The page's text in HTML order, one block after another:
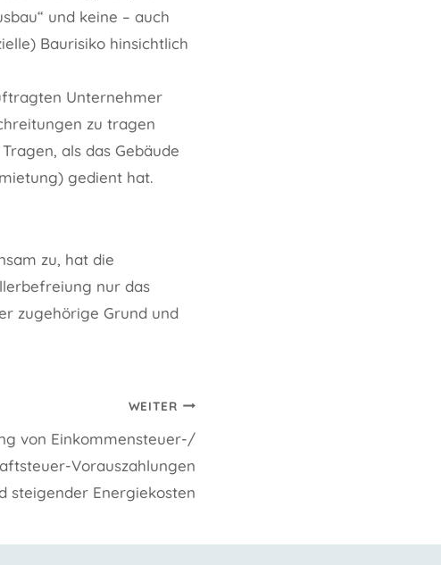
und keine – auch
Baurisiko hinsichtlich
Unternehmer
zu tragen
als das Gebäude
gedient hat.
zu, hat die
nur das
zugehörige Grund und
WEITER
von Einkommensteuer-/
Vorauszahlungen
steigender Energiekosten